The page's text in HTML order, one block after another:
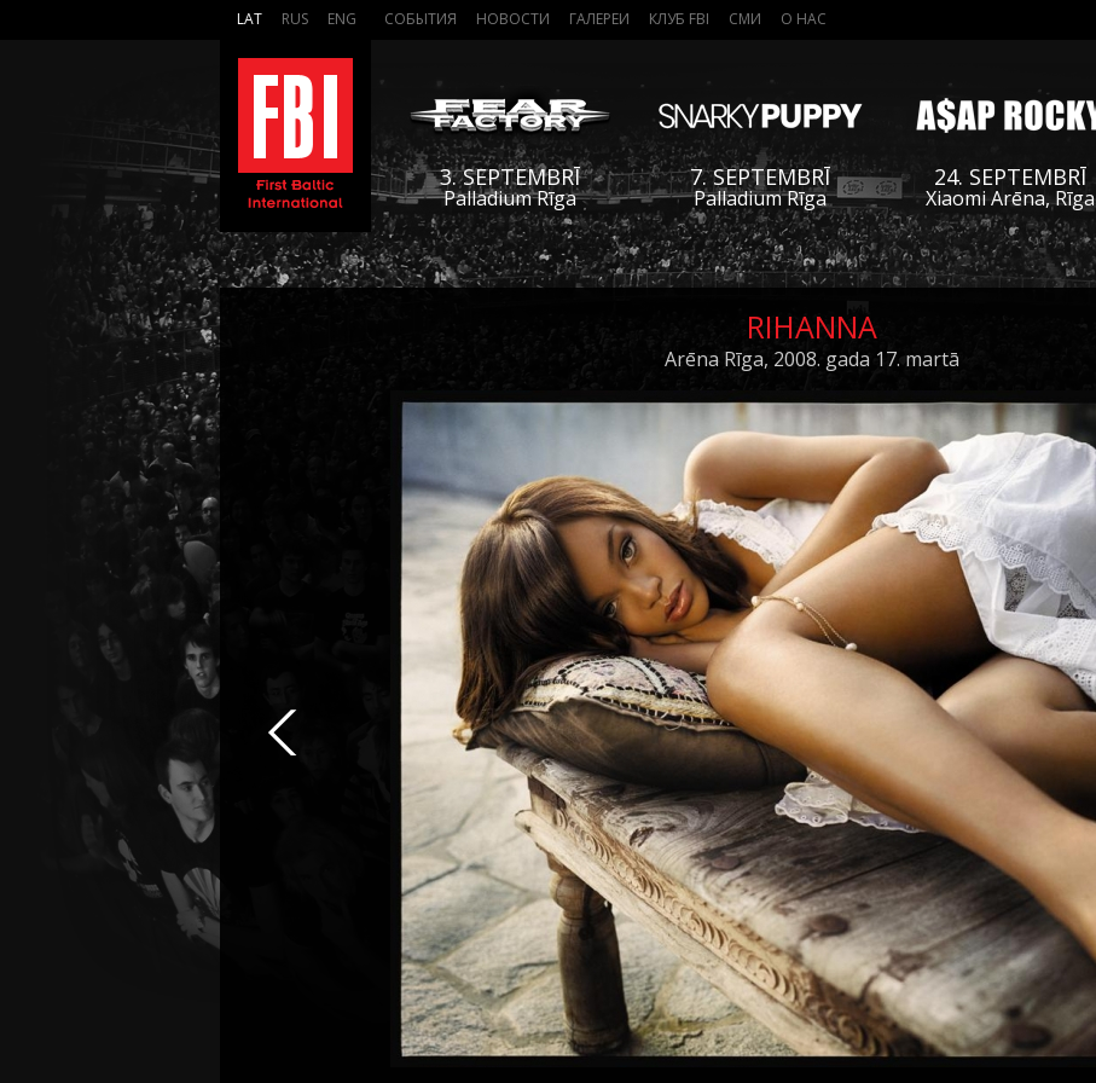
LAT RUS ENG СОБЫТИЯ НОВОСТИ ГАЛЕРЕИ КЛУБ FBI СМИ О НАС
3. SEPTEMBRĪ
Palladium Rīga
7. SEPTEMBRĪ
Palladium Rīga
24. SEPTEMBRĪ
Xiaomi Arēna, Rīga
RIHANNA
Arēna Rīga, 2008. gada 17. martā